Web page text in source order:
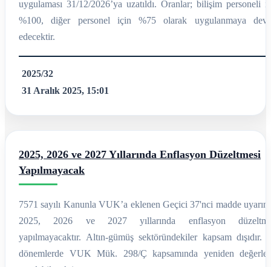
uygulaması 31/12/2026’ya uzatıldı. Oranlar; bilişim personeli
%100, diğer personel için %75 olarak uygulanmaya
edecektir.
2025/32
31 Aralık 2025, 15:01
2025, 2026 ve 2027 Yıllarında Enflasyon Düzeltmesi
Yapılmayacak
7571 sayılı Kanunla VUK’a eklenen Geçici 37'nci madde
2025, 2026 ve 2027 yıllarında enflasyon
yapılmayacaktır. Altın-gümüş sektöründekiler kapsam dışıdır.
dönemlerde VUK Mük. 298/Ç kapsamında yeniden